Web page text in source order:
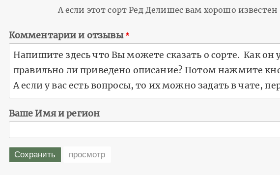
А если этот сорт Ред Делишес вам хорошо
Комментарии и отзывы
Ваше Имя и регион